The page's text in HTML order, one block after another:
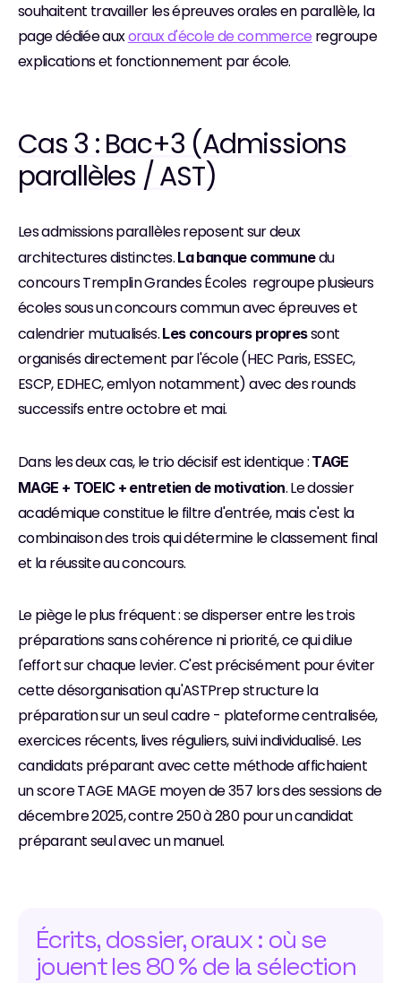
souhaitent travailler les épreuves orales en parallèle, la
page dédiée aux oraux d'école de commerce regroupe
explications et fonctionnement par école.
Cas 3 : Bac+3 (Admissions
parallèles / AST)
Les admissions parallèles reposent sur deux
architectures distinctes. La banque commune du
concours Tremplin Grandes Écoles  regroupe plusieurs
écoles sous un concours commun avec épreuves et
calendrier mutualisés. Les concours propres sont
organisés directement par l'école (HEC Paris, ESSEC,
ESCP, EDHEC, emlyon notamment) avec des rounds
successifs entre octobre et mai.
Dans les deux cas, le trio décisif est identique : TAGE
MAGE + TOEIC + entretien de motivation. Le dossier
académique constitue le filtre d'entrée, mais c'est la
combinaison des trois qui détermine le classement final
et la réussite au concours.
Le piège le plus fréquent : se disperser entre les trois
préparations sans cohérence ni priorité, ce qui dilue
l'effort sur chaque levier. C'est précisément pour éviter
cette désorganisation qu'ASTPrep structure la
préparation sur un seul cadre - plateforme centralisée,
exercices récents, lives réguliers, suivi individualisé. Les
candidats préparant avec cette méthode affichaient
un score TAGE MAGE moyen de 357 lors des sessions de
décembre 2025, contre 250 à 280 pour un candidat
préparant seul avec un manuel.
Écrits, dossier, oraux : où se
jouent les 80 % de la sélection